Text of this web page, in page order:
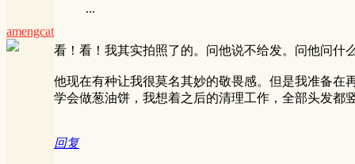
amengcat
...
看！看！我其实拍照了的。问他说不给发。问他问什
他现在有种让我很莫名其妙的敬畏感。但是我准备在
学会做葱油饼，我想着之后的清理工作，全部头发都
回复